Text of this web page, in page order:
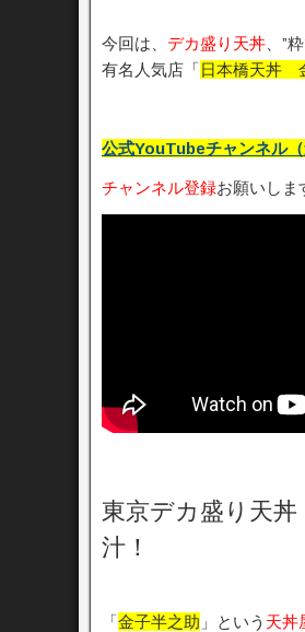
今回は、 デカ盛り天丼 、”
有名人気店「日本橋天丼
公式YouTubeチャンネル
チャンネル登録お願いしま
東京デカ盛り天
汁！
「金子半之助 」という 天丼